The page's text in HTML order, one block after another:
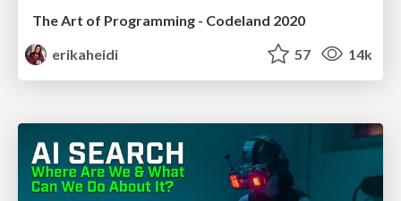
The Art of Programming - Codeland 2020
erikaheidi
57 14k